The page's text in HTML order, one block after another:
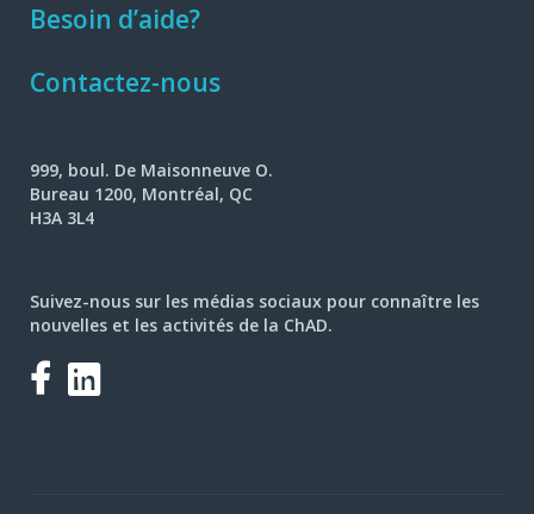
Besoin d’aide?
Contactez-nous
999, boul. De Maisonneuve O.
Bureau 1200, Montréal, QC
H3A 3L4
Suivez-nous sur les médias sociaux pour connaître les
nouvelles et les activités de la ChAD.
Facebook
LinkedIn